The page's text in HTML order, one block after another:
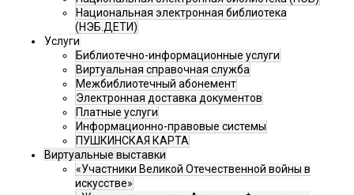
Национальная электронная библиотека
(НЭБ.ДЕТИ)
Услуги
Библиотечно-информационные услуги
Виртуальная справочная служба
Межбиблиотечный абонемент
Электронная доставка документов
Платные услуги
Информационно-правовые системы
ПУШКИНСКАЯ КАРТА
Виртуальные выставки
«Участники Великой Отечественной войны в
искусстве»